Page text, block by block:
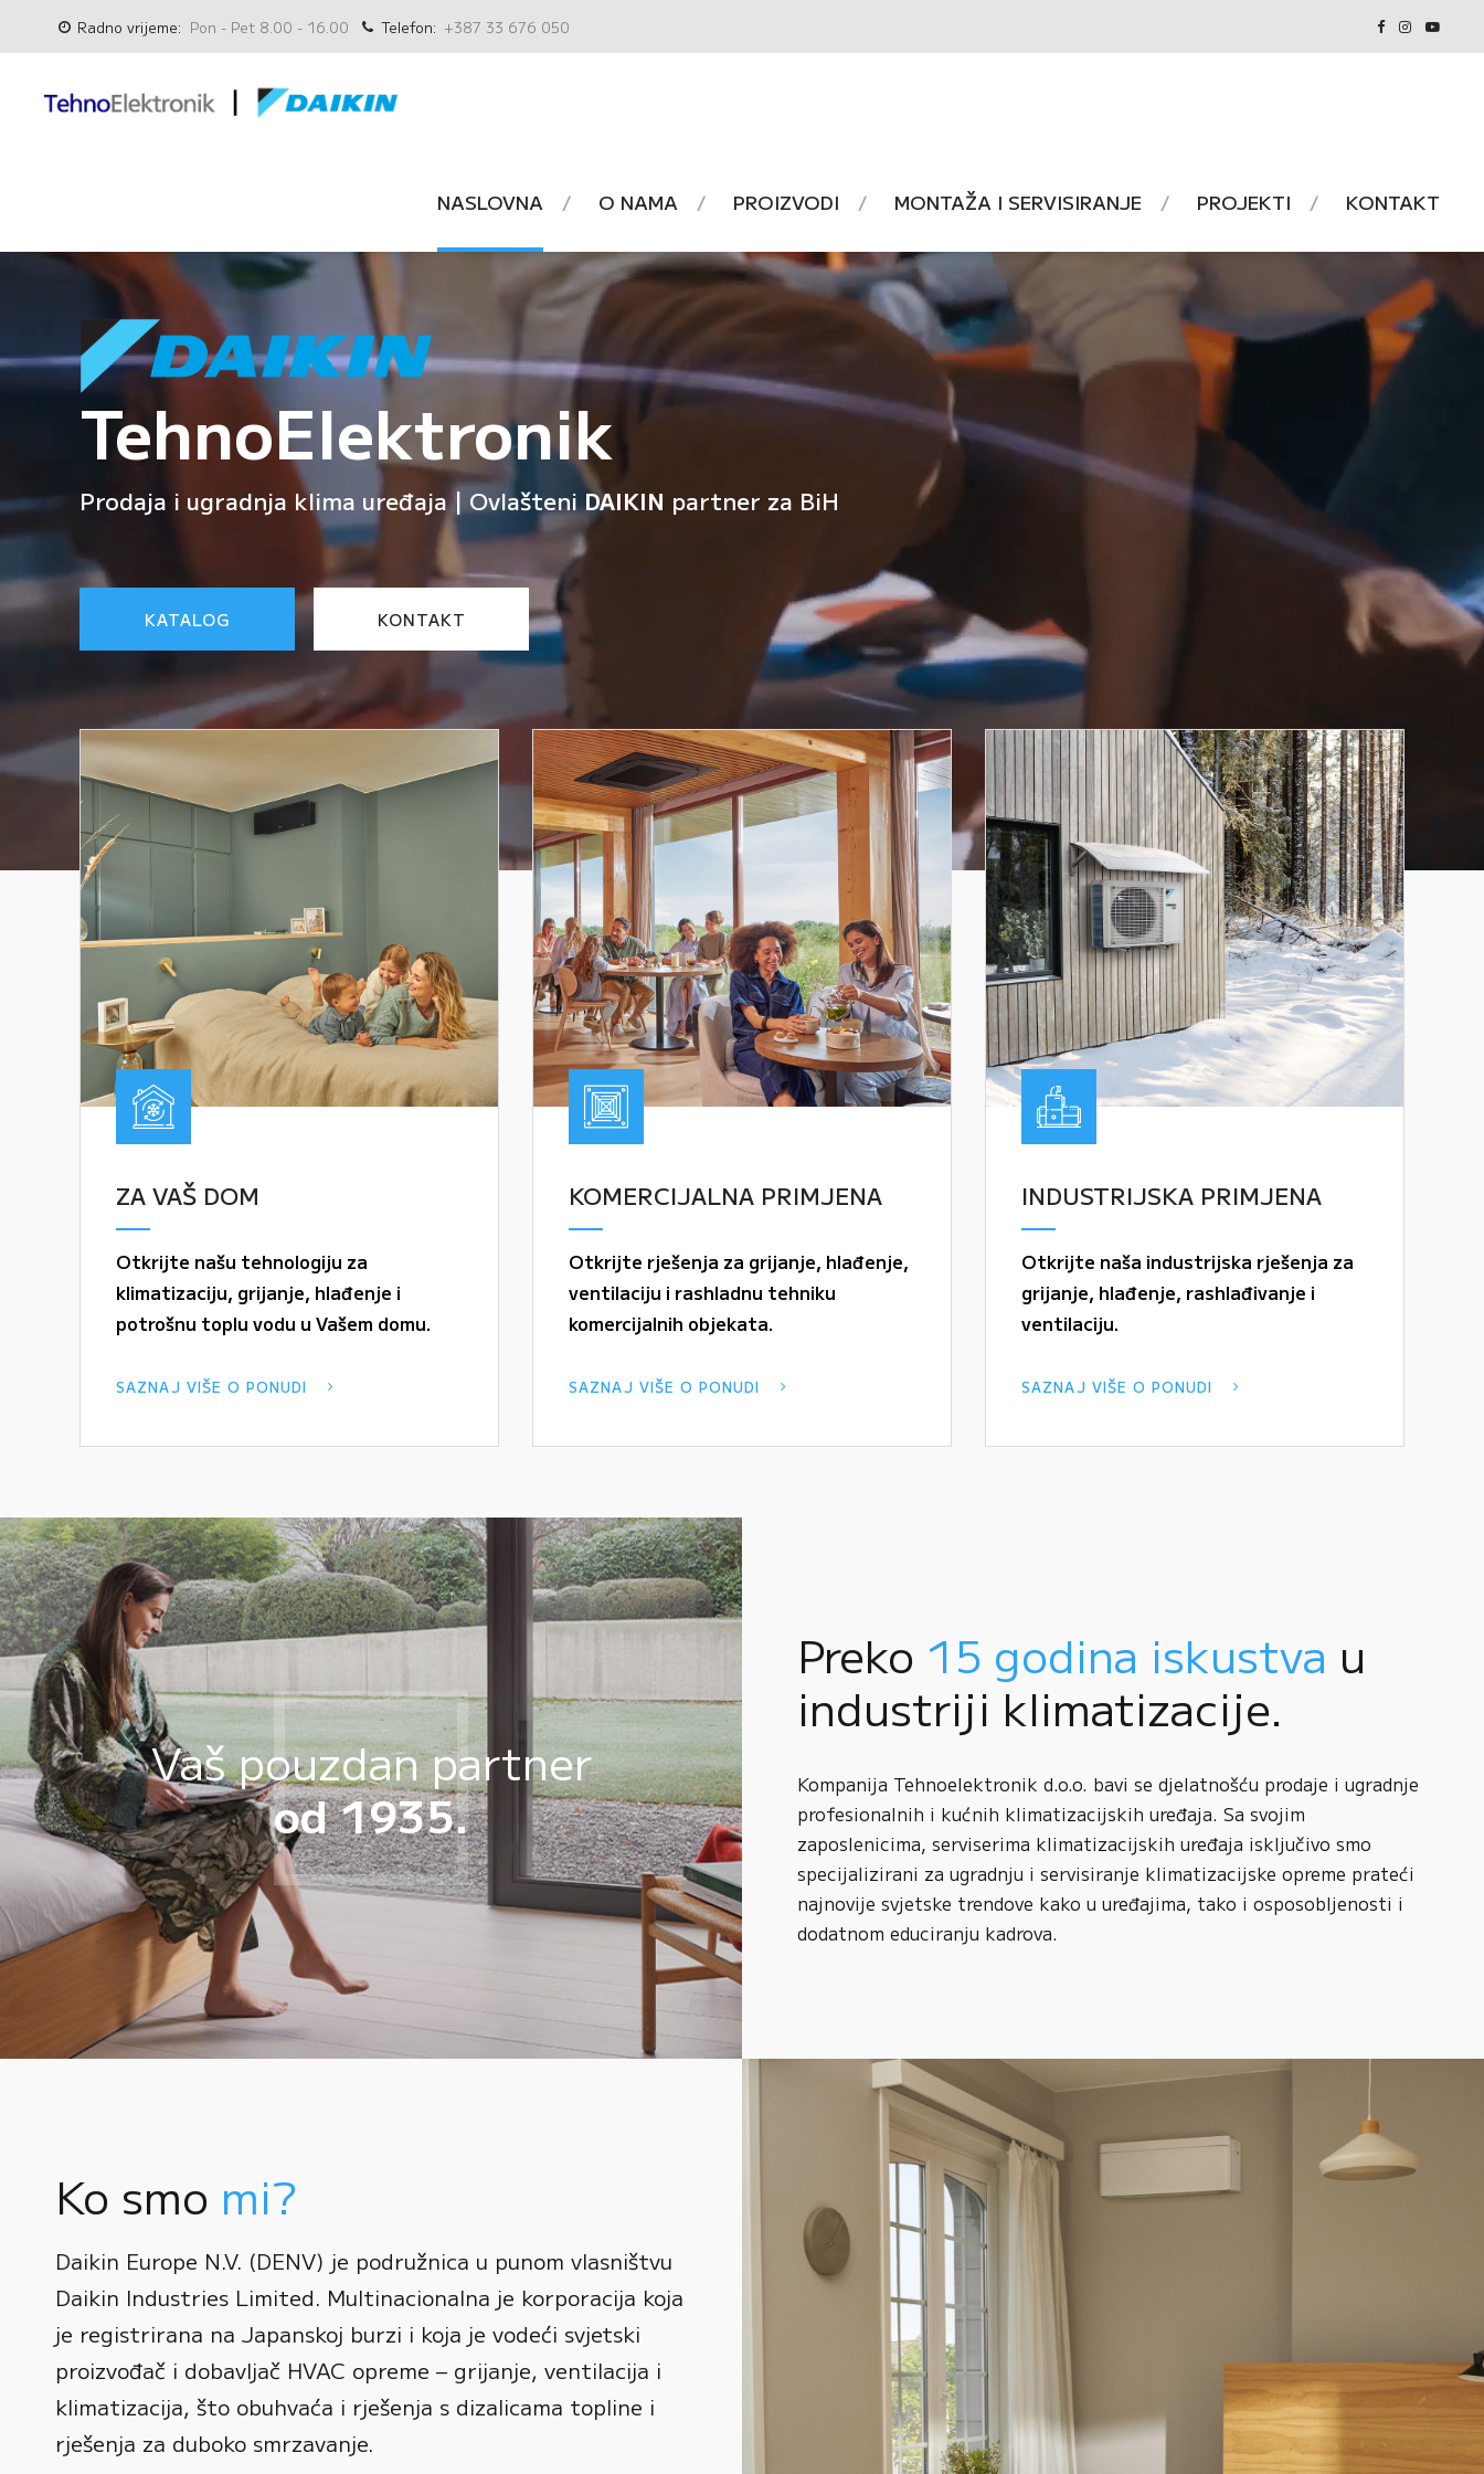
Radno vrijeme: Pon - Pet 8.00 - 16.00 Telefon: +387 33 676 050
NASLOVNA O NAMA PROIZVODI MONTAŽA I SERVISIRANJE PROJEKTI KONTAKT
TehnoElektronik
Prodaja i ugradnja klima uređaja | OvlašteniDAIKIN partner za BiH
KATALOG KONTAKT
ZA VAŠ DOM
Otkrijte našu tehnologiju za
klimatizaciju, grijanje, hlađenje i
potrošnu toplu vodu u Vašem domu.
SAZNAJ VIŠE O PONUDI
KOMERCIJALNA PRIMJENA
Otkrijte rješenja za grijanje, hlađenje,
ventilaciju i rashladnu tehniku
komercijalnih objekata.
SAZNAJ VIŠE O PONUDI
INDUSTRIJSKA PRIMJENA
Otkrijte naša industrijska rješenja za
grijanje, hlađenje, rashlađivanje i
ventilaciju.
SAZNAJ VIŠE O PONUDI
Vaš pouzdan partner
od 1935.
Preko 15 godina iskustva u
industriji klimatizacije.
Kompanija Tehnoelektronik d.o.o. bavi se djelatnošću prodaje i ugradnje
profesionalnih i kućnih klimatizacijskih uređaja. Sa svojim
zaposlenicima, serviserima klimatizacijskih uređaja isključivo smo
specijalizirani za ugradnju i servisiranje klimatizacijske opreme prateći
najnovije svjetske trendove kako u uređajima, tako i osposobljenosti i
dodatnom educiranju kadrova.
Ko smo mi?
Daikin Europe N.V. (DENV) je podružnica u punom vlasništvu
Daikin Industries Limited. Multinacionalna je korporacija koja
je registrirana na Japanskoj burzi i koja je vodeći svjetski
proizvođač i dobavljač HVAC opreme – grijanje, ventilacija i
klimatizacija, što obuhvaća i rješenja s dizalicama topline i
rješenja za duboko smrzavanje.
0
1
2
3
4
0
1
2
3
0
1
2
0